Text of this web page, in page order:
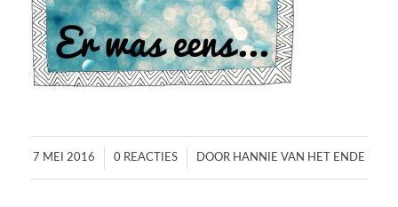
7 MEI 2016
/ 0 REACTIES
/ DOOR HANNIE VAN HET ENDE